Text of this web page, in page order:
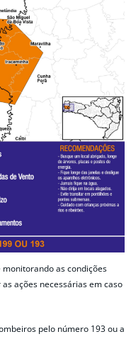
as condições
ações necessárias em caso
pelo número 193 ou a